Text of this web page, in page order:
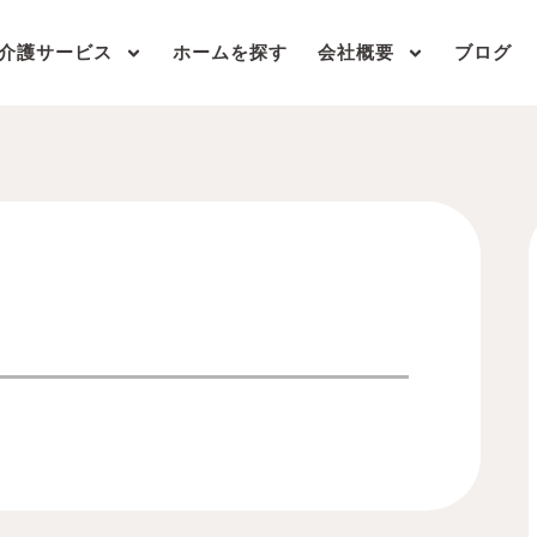
護サービス ホームを探す 会社概要 ブログ